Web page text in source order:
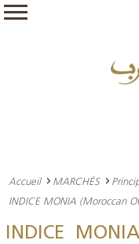
Accueil MARCHÉS
INDICE MONIA (Moroccan
INDICE